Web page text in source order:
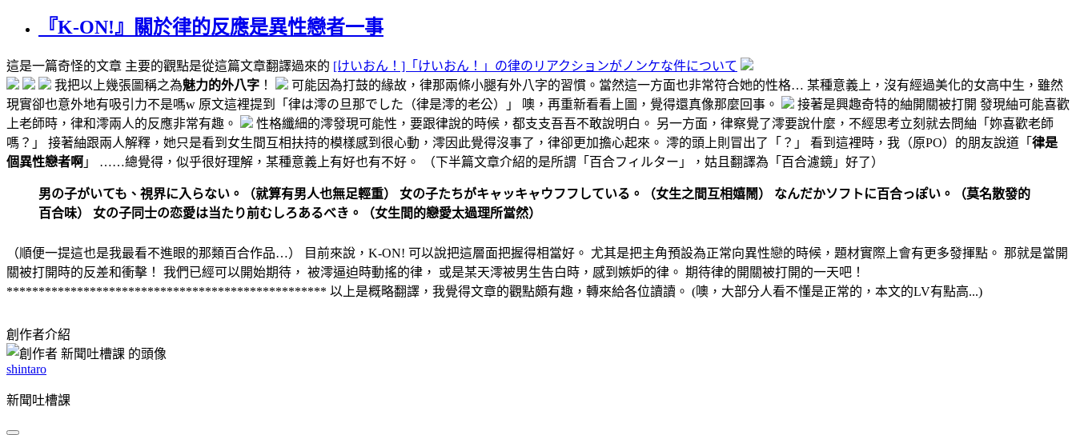
『K-ON!』關於律的反應是異性戀者一事
這是一篇奇怪的文章 主要的觀點是從這篇文章翻譯過來的 [けいおん！]「けいおん！」の律のリアクションがノンケな件について
我把以上幾張圖稱之為魅力的外八字 ！
可能因為打鼓的緣故，律那兩條小腿有外八字的習慣。當然這一方面也非常符合她的性格… 某種意義上，沒有經過美化的女高中生，雖然
現實卻也意外地有吸引力不是嗎w 原文這裡提到「律は澪の旦那でした（律是澪的老公）」 噢，再重新看看上圖，覺得還真像那麼回事。
接著是興趣奇特的紬開關被打開 發現紬可能喜歡
上老師時，律和澪兩人的反應非常有趣。
性格纖細的澪發現可能性，要跟律說的時候，都支支吾吾不敢說明白。 另一方面，律察覺了澪要說什麼，不經思考立刻就去問紬「妳喜歡老師
嗎？」 接著紬跟兩人解釋，她只是看到女生間互相扶持的模樣感到很心動，澪因此覺得沒事了，律卻更加擔心起來。 澪的頭上則冒出了「？」 看到這裡時，我（原PO）的朋友說道「 律是
個異性戀者啊 」 ……總覺得，似乎很好理解，某種意義上有好也有不好。 （下半篇文章介紹的是所謂「百合フィルター」，姑且翻譯為「百合濾鏡」好了）
男の子がいても、視界に入らない。（就算有男人也無足輕重） 女の子たちがキャッキャウフフしている。（女生之間互相嬉鬧） なんだかソフトに百合っぽい。（莫名散發的
百合味） 女の子同士の恋愛は当たり前むしろあるべき。（女生間的戀愛太過理所當然）
（順便一提這也是我最看不進眼的那類百合作品…） 目前來說，K-ON! 可以說把這層面把握得相當好。 尤其是把主角預設為正常向異性戀的時候，題材實際上會有更多發揮點。 那就是當開
關被打開時的反差和衝擊！ 我們已經可以開始期待， 被澪逼迫時動搖的律， 或是某天澪被男生告白時，感到嫉妒的律。 期待律的開關被打開的一天吧！
************************************************** 以上是概略翻譯，我覺得文章的觀點頗有趣，轉來給各位讀讀。 (噢，大部分人看不懂是正常的，本文的LV有點高...)
創作者介紹
shintaro
新聞吐槽課